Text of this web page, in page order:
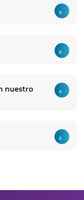
nuestro